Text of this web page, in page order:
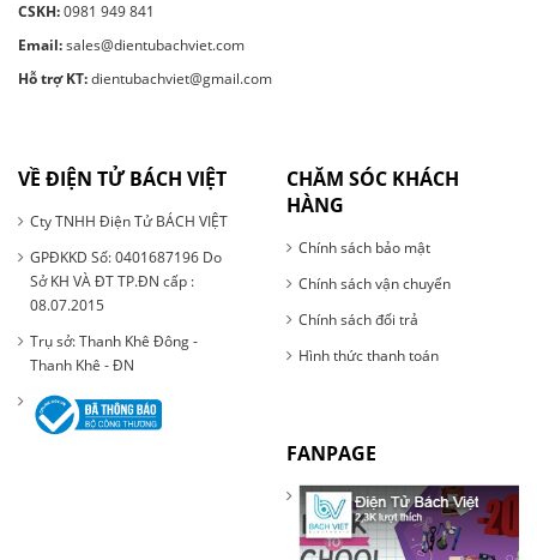
CSKH:0981 949 841
Email:sales@dientubachviet.com
Hỗ trợ KT:dientubachviet@gmail.com
VỀ ĐIỆN TỬ BÁCH VIỆT
Cty TNHH Điện Tử BÁCH VIỆT
GPĐKKD Số: 0401687196 Do
Sở KH VÀ ĐT TP.ĐN cấp :
08.07.2015
Trụ sở: Thanh Khê Đông -
Thanh Khê - ĐN
CHĂM SÓC KHÁCH
HÀNG
Chính sách bảo mật
Chính sách vận chuyển
Chính sách đổi trả
Hình thức thanh toán
FANPAGE